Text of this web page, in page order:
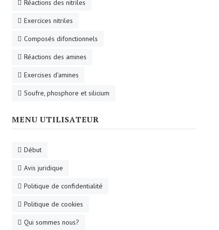
Réactions des nitriles
Exercices nitriles
Composés difonctionnels
Réactions des amines
Exercises d'amines
Soufre, phosphore et silicium
MENU UTILISATEUR
Début
Avis juridique
Politique de confidentialité
Politique de cookies
Qui sommes nous?